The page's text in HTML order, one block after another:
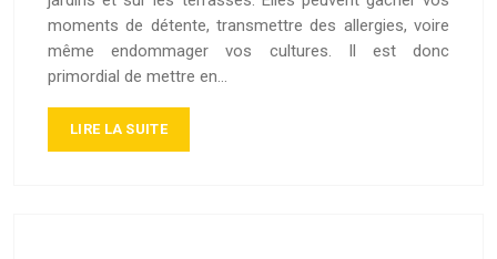
moments de détente, transmettre des allergies, voire
même endommager vos cultures. Il est donc
primordial de mettre en…
LIRE LA SUITE